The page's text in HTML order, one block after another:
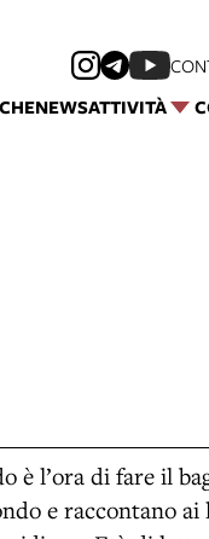
NEWSATTIVITÀ
è l’ora di fare il
e raccontano ai